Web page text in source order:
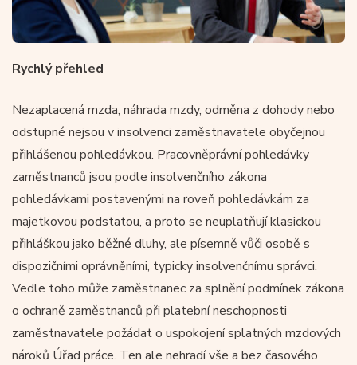
Rychlý přehled
Nezaplacená mzda, náhrada mzdy, odměna z dohody nebo
odstupné nejsou v insolvenci zaměstnavatele obyčejnou
přihlášenou pohledávkou. Pracovněprávní pohledávky
zaměstnanců jsou podle insolvenčního zákona
pohledávkami postavenými na roveň pohledávkám za
majetkovou podstatou, a proto se neuplatňují klasickou
přihláškou jako běžné dluhy, ale písemně vůči osobě s
dispozičními oprávněními, typicky insolvenčnímu správci.
Vedle toho může zaměstnanec za splnění podmínek zákona
o ochraně zaměstnanců při platební neschopnosti
zaměstnavatele požádat o uspokojení splatných mzdových
nároků Úřad práce. Ten ale nehradí vše a bez časového